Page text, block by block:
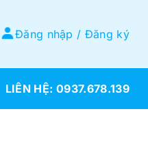
Đăng nhập / Đăng ký
0937.678.139